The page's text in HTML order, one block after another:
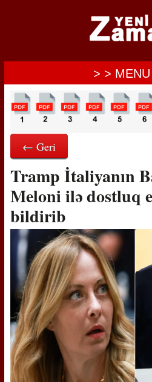
> >
← Geri
Tramp İtaliyanın
Meloni ilə dostluq
bildirib